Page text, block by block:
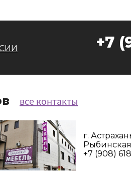
‭+7
все контакты
г.
+7 (908)